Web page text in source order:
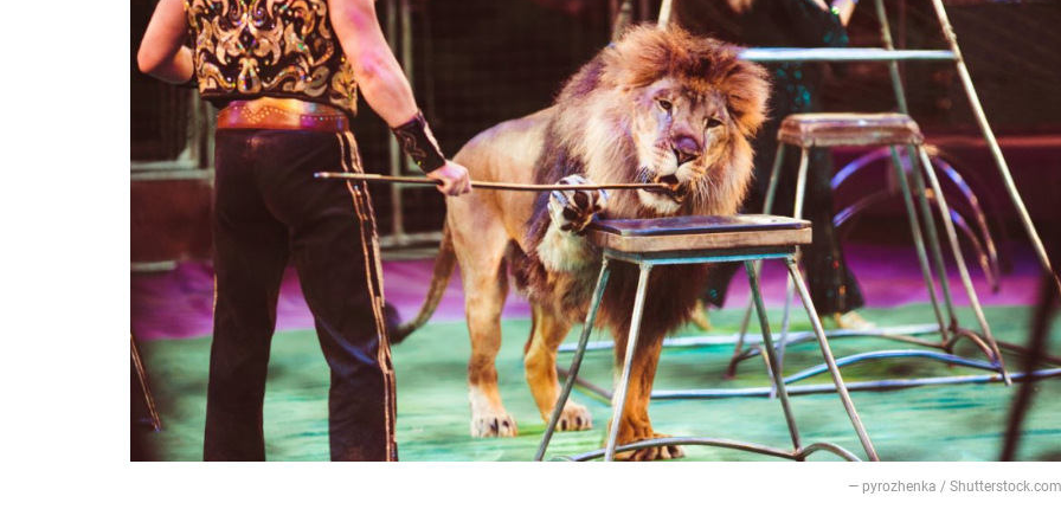
— pyrozhenka / Shutterstock.com